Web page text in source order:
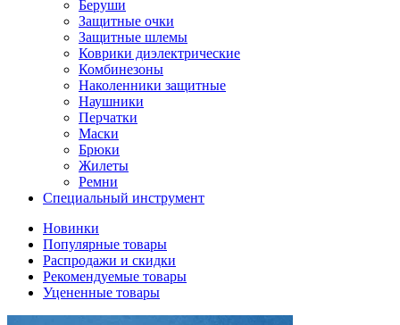
Беруши
Защитные очки
Защитные шлемы
Коврики диэлектрические
Комбинезоны
Наколенники защитные
Наушники
Перчатки
Маски
Брюки
Жилеты
Ремни
Специальный инструмент
Новинки
Популярные товары
Распродажи и скидки
Рекомендуемые товары
Уцененные товары